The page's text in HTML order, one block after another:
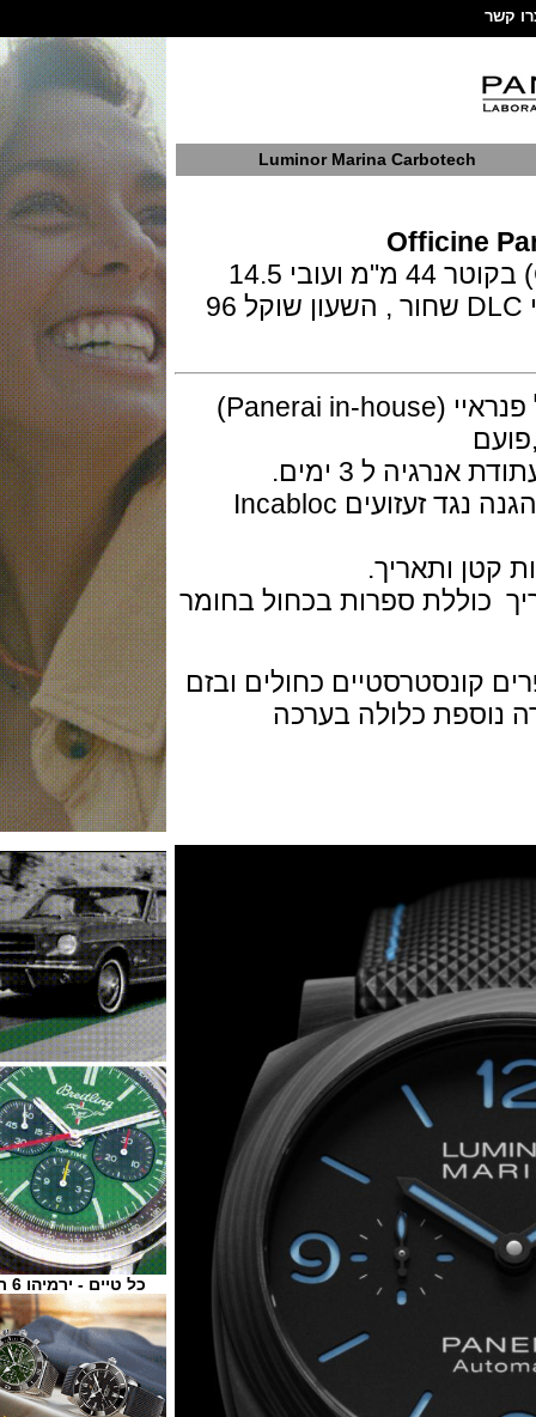
Luminor Marina Carbotech
גוף השעון בנוי בקרבוטק (Carbotech) בקוטר 44 מ"מ ועובי 14.5
מ"מ,ספיר קריסטל וגב טיטניום בציפוי DLC שחור , השעון שוקל 96
המנגנון מכני אוטומטי ביצור עצמי של פנראיי (Panerai in-house)
המנגנון מצויד ב Glucydur באלאנס והגנה נגד זעזועים Incabloc
ותאריך.
ספרות בכחול בחומר
כחולים ובזם
כל טיים - ירמיהו 6 ת"א